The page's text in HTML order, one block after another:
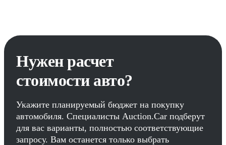
Нужен расчет
стоимости авто?
Укажите планируемый бюджет на покупку
автомобиля. Специалисты Auction.Car подберут
для вас варианты, полностью соответствующие
запросу. Вам останется только выбрать